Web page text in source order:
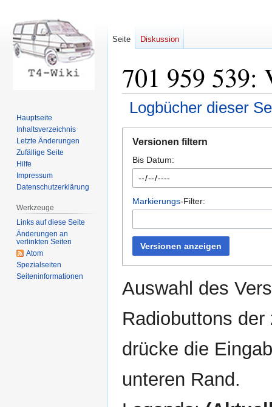
701 959 539:
Logbücher dieser
Navigation
springen
Suche
springen
Versionen filtern
Bis Datum:
Markierungs-Filter:
Versionen anzeigen
Auswahl des
Radiobuttons
drücke die
unteren Rand.
Seite Diskussion
Hauptseite
Inhaltsverzeichnis
Letzte Änderungen
Zufällige Seite
Hilfe
Impressum
Datenschutzerklärung
Werkzeuge
Links auf diese Seite
Änderungen an
verlinkten Seiten
Atom
Spezialseiten
Seiten­informationen